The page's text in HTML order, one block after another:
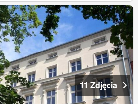
11 Zdjęcia